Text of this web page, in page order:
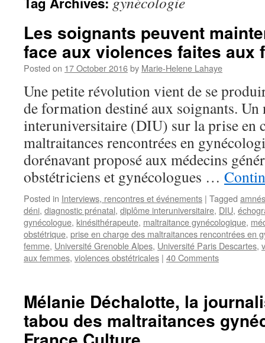
Les soignants peuvent
face aux violences faites aux
Posted on 17 October 2016by Marie-Helene Lahaye
Une petite révolution vient de se
de formation destiné aux soignants.
interuniversitaire (DIU) sur la prise en
maltraitances rencontrées en
dorénavant proposé aux médecins
obstétriciens et gynécologues …
Posted in Interviews, rencontres et événements | Tagged
déni, diagnostic prénatal, diplôme interuniversitaire, DIU,
gynécologue, kinésithérapeute, maltraitance gynécologique,
obstétrique, prise en charge des maltraitances rencontrées en
femme, Université Grenoble Alpes, Université Paris Descartes,
aux femmes, violences obstétricales | 40 Comments
Mélanie Déchalotte, la
tabou des maltraitances